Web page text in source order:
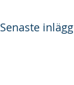
Senaste inlägg